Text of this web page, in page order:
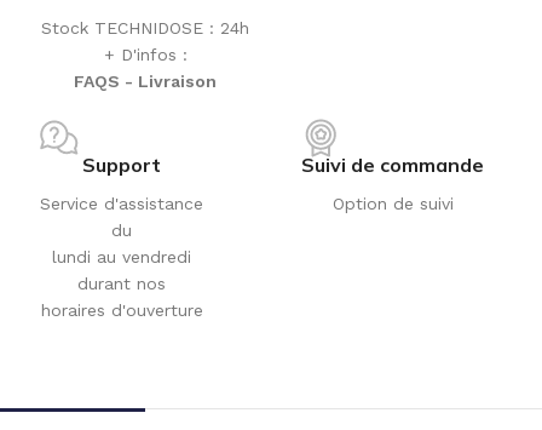
Stock TECHNIDOSE : 24h
+ D'infos :
FAQS - Livraison
Support
Service d'assistance
du
lundi au vendredi
durant nos
horaires d'ouverture
Suivi de commande
Option de suivi